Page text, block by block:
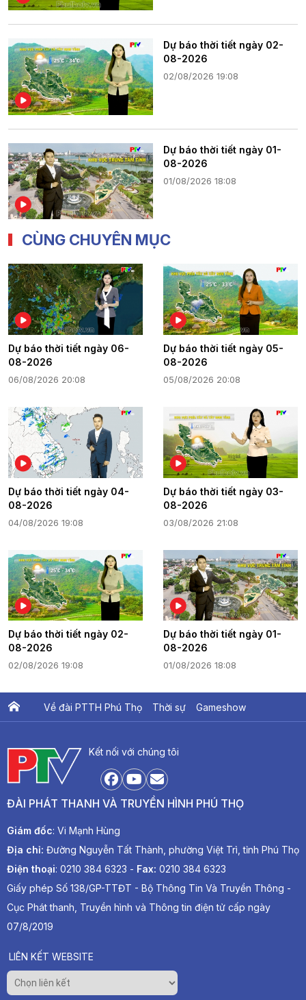
Dự báo thời tiết ngày 02-
08-2026
02/08/2026 19:08
Dự báo thời tiết ngày 01-
08-2026
01/08/2026 18:08
CÙNG CHUYÊN MỤC
Dự báo thời tiết ngày 06-
08-2026
06/08/2026 20:08
Dự báo thời tiết ngày 05-
08-2026
05/08/2026 20:08
Dự báo thời tiết ngày 04-
08-2026
04/08/2026 19:08
Dự báo thời tiết ngày 03-
08-2026
03/08/2026 21:08
Dự báo thời tiết ngày 02-
08-2026
02/08/2026 19:08
Dự báo thời tiết ngày 01-
08-2026
01/08/2026 18:08
Về đài PTTH Phú Thọ Thời sự Gameshow
Kết nối với chúng tôi
ĐÀI PHÁT THANH VÀ TRUYỀN HÌNH PHÚ THỌ
Giám đốc: Vi Mạnh Hùng
Địa chỉ: Đường Nguyễn Tất Thành, phường Việt Trì, tỉnh Phú Thọ
Điện thoại: 0210 384 6323 - Fax: 0210 384 6323
Giấy phép Số 138/GP-TTĐT - Bộ Thông Tin Và Truyền Thông -
Cục Phát thanh, Truyền hình và Thông tin điện tử cấp ngày
07/8/2019
LIÊN KẾT WEBSITE